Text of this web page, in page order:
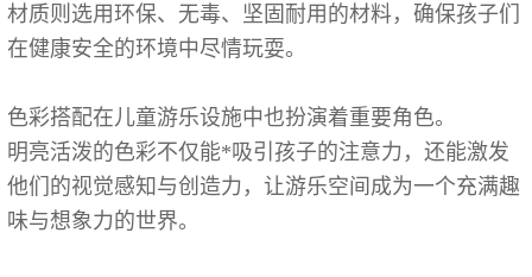
材质则选用环保、无毒、坚固耐用的材料，确保孩子们
在健康安全的环境中尽情玩耍。
色彩搭配在儿童游乐设施中也扮演着重要角色。
明亮活泼的色彩不仅能*吸引孩子的注意力，还能激发
他们的视觉感知与创造力，让游乐空间成为一个充满趣
味与想象力的世界。